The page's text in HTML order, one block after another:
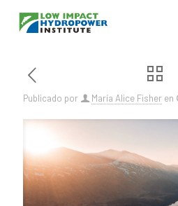
Publicado por María Alice Fisher en